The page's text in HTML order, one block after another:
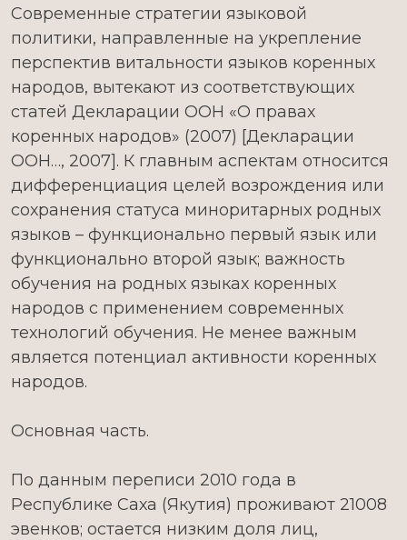
Современные стратегии языковой
политики, направленные на укрепление
перспектив витальности языков коренных
народов, вытекают из соответствующих
статей Декларации ООН «О правах
коренных народов» (2007) [Декларации
ООН…, 2007]. К главным аспектам относится
дифференциация целей возрождения или
сохранения статуса миноритарных родных
языков – функционально первый язык или
функционально второй язык; важность
обучения на родных языках коренных
народов с применением современных
технологий обучения. Не менее важным
является потенциал активности коренных
народов.
Основная часть.
По данным переписи 2010 года в
Республике Саха (Якутия) проживают 21008
эвенков; остается низким доля лиц,